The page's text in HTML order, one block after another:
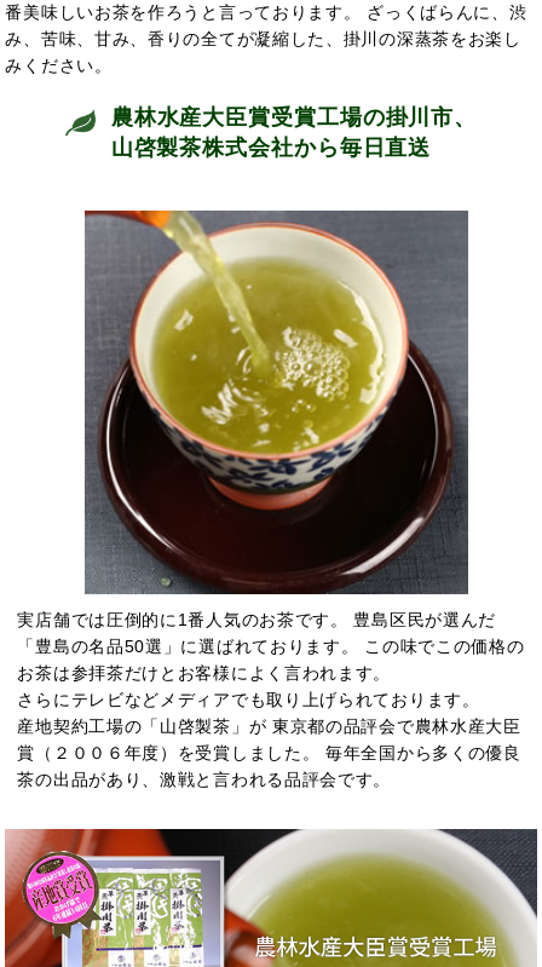
番美味しいお茶を作ろうと言っております。 ざっくばらんに、渋
み、苦味、甘み、香りの全てが凝縮した、掛川の深蒸茶をお楽し
みください。
農林水産大臣賞受賞工場の掛川市、
山啓製茶株式会社から毎日直送
実店舗では圧倒的に1番人気のお茶です。 豊島区民が選んだ
「豊島の名品50選」に選ばれております。 この味でこの価格の
お茶は参拝茶だけとお客様によく言われます。
さらにテレビなどメディアでも取り上げられております。
産地契約工場の「山啓製茶」が 東京都の品評会で農林水産大臣
賞（２００６年度）を受賞しました。 毎年全国から多くの優良
茶の出品があり、激戦と言われる品評会です。